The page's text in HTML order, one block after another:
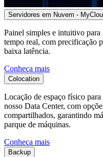
Servidores em Nuvem -
Painel simples e intuitivo para
tempo real, com precificação
baixa latência.
Conheça mais
Colocation
Locação de espaço físico
nosso Data Center, com
compartilhados, garantindo
parque de máquinas.
Conheça mais
Backup